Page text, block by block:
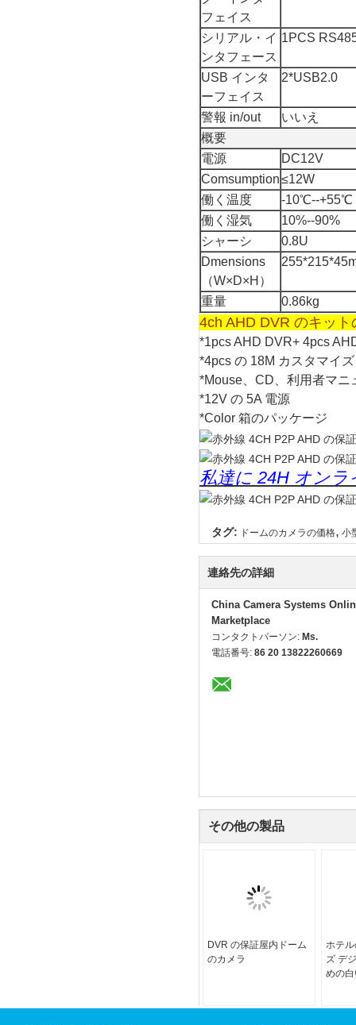
フェイス
シリアル・イ
ンタフェース
1PCS
USB インタ
ーフェイス
2*USB2.0
警報 in/out
いいえ
概要
電源
DC12V
Comsumption≤12W
働く温度
-10℃--+55℃
働く湿気
10%--90%
シャーシ
0.8U
Dmensions
（W×D×H）
重量 0.86kg
4ch AHD DVR のキッ
*1pcs AHD DVR+ 4pcs
*4pcs の 18M カスタマイ
*Mouse、CD、利用者マニ
*12V の 5A 電源
*Color 箱のパッケージ
私達に 24H オン
タグ: ドームのカメラの価格, 小
連絡先の詳細
China Camera Systems
Marketplace
コンタクトパーソン: Ms.
電話番号: 86 20 13822260669
その他の製品
DVR の保証屋内ドーム
のカメラ
ホテ
ズ デ
めの